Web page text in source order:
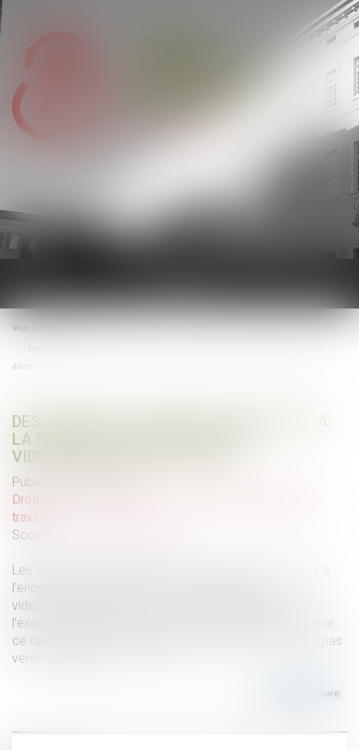
le
menu
Vous êtes ici :
illicite
DES LIMITES DE L’INVOCATION DU DROIT À
LA PREUVE POUR PRODUIRE UNE
VIDÉOSURVEILLANCE ILLICITE
Publié le :
Droit du travail - Employeurs
travail
Source :
Les enregistrements confirmant des soupçons de vols à
l’encontre d’un salarié, issus d’un système de
vidéosurveillance illicite, ne sont pas indispensables à
l’exercice du droit à la preuve de l’employeur dès lors que
ce dernier dispose d’un autre moyen de preuve qu’il n’a pas
versé aux débats...